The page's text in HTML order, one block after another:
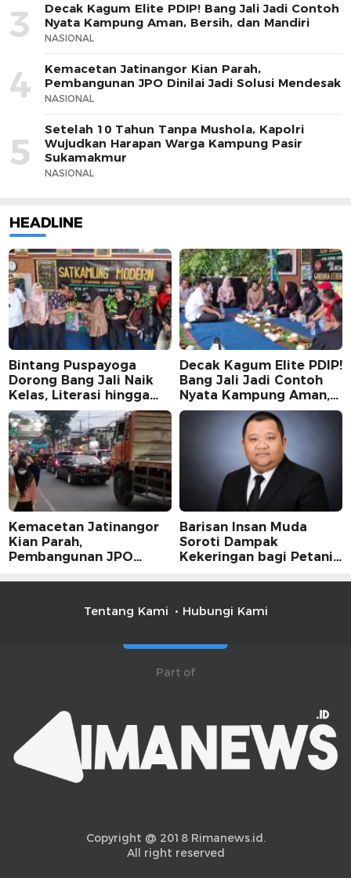
3
Decak Kagum Elite PDIP! Bang Jali Jadi Contoh
Nyata Kampung Aman, Bersih, dan Mandiri
NASIONAL
4
Kemacetan Jatinangor Kian Parah,
Pembangunan JPO Dinilai Jadi Solusi Mendesak
NASIONAL
5
Setelah 10 Tahun Tanpa Mushola, Kapolri
Wujudkan Harapan Warga Kampung Pasir
Sukamakmur
NASIONAL
HEADLINE
Bintang Puspayoga
Dorong Bang Jali Naik
Kelas, Literasi hingga
UMKM Digital Jadi
Fokus
Decak Kagum Elite PDIP!
Bang Jali Jadi Contoh
Nyata Kampung Aman,
Bersih, dan Mandiri
Kemacetan Jatinangor
Kian Parah,
Pembangunan JPO
Barisan Insan Muda
Soroti Dampak
Kekeringan bagi Petani,
Tentang Kami
Hubungi Kami
Part of
Copyright @ 2018 Rimanews.id.
All right reserved